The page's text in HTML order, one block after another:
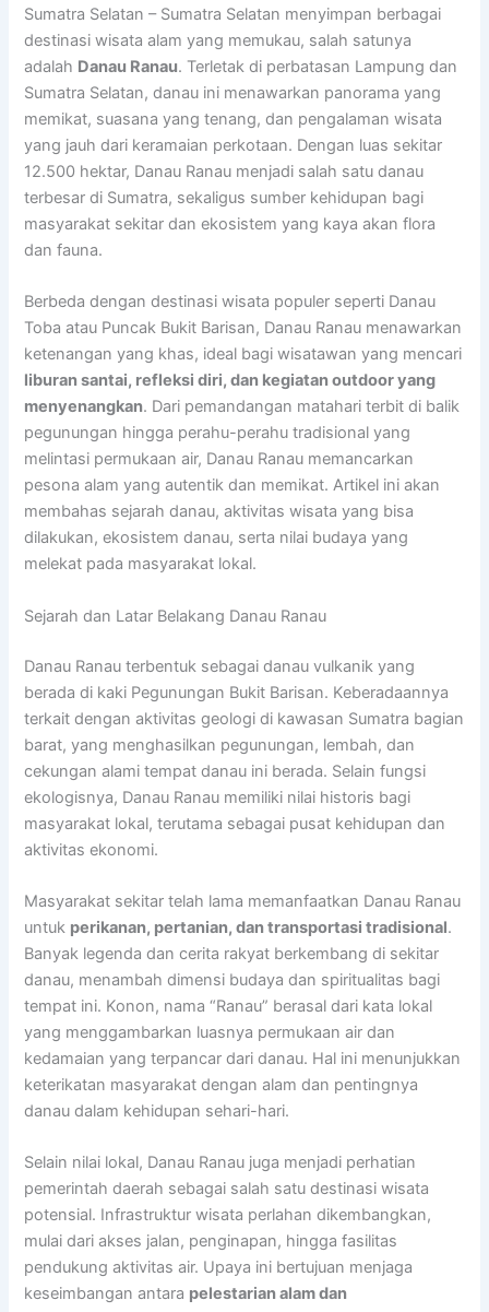
Sumatra Selatan – Sumatra Selatan menyimpan berbagai
destinasi wisata alam yang memukau, salah satunya
adalah Danau Ranau. Terletak di perbatasan Lampung dan
Sumatra Selatan, danau ini menawarkan panorama yang
memikat, suasana yang tenang, dan pengalaman wisata
yang jauh dari keramaian perkotaan. Dengan luas sekitar
12.500 hektar, Danau Ranau menjadi salah satu danau
terbesar di Sumatra, sekaligus sumber kehidupan bagi
masyarakat sekitar dan ekosistem yang kaya akan flora
dan fauna.
Berbeda dengan destinasi wisata populer seperti Danau
Toba atau Puncak Bukit Barisan, Danau Ranau menawarkan
ketenangan yang khas, ideal bagi wisatawan yang mencari
liburan santai, refleksi diri, dan kegiatan outdoor yang
menyenangkan. Dari pemandangan matahari terbit di balik
pegunungan hingga perahu-perahu tradisional yang
melintasi permukaan air, Danau Ranau memancarkan
pesona alam yang autentik dan memikat. Artikel ini akan
membahas sejarah danau, aktivitas wisata yang bisa
dilakukan, ekosistem danau, serta nilai budaya yang
melekat pada masyarakat lokal.
Sejarah dan Latar Belakang Danau Ranau
Danau Ranau terbentuk sebagai danau vulkanik yang
berada di kaki Pegunungan Bukit Barisan. Keberadaannya
terkait dengan aktivitas geologi di kawasan Sumatra bagian
barat, yang menghasilkan pegunungan, lembah, dan
cekungan alami tempat danau ini berada. Selain fungsi
ekologisnya, Danau Ranau memiliki nilai historis bagi
masyarakat lokal, terutama sebagai pusat kehidupan dan
aktivitas ekonomi.
Masyarakat sekitar telah lama memanfaatkan Danau Ranau
untuk perikanan, pertanian, dan transportasi tradisional.
Banyak legenda dan cerita rakyat berkembang di sekitar
danau, menambah dimensi budaya dan spiritualitas bagi
tempat ini. Konon, nama “Ranau” berasal dari kata lokal
yang menggambarkan luasnya permukaan air dan
kedamaian yang terpancar dari danau. Hal ini menunjukkan
keterikatan masyarakat dengan alam dan pentingnya
danau dalam kehidupan sehari-hari.
Selain nilai lokal, Danau Ranau juga menjadi perhatian
pemerintah daerah sebagai salah satu destinasi wisata
potensial. Infrastruktur wisata perlahan dikembangkan,
mulai dari akses jalan, penginapan, hingga fasilitas
pendukung aktivitas air. Upaya ini bertujuan menjaga
keseimbangan antara pelestarian alam dan